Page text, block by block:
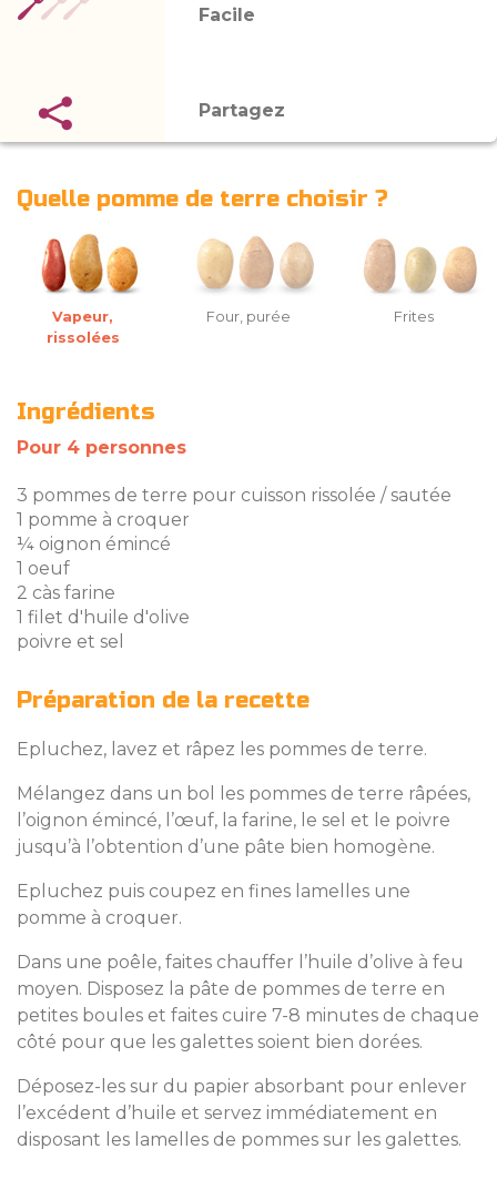
Facile
Partagez
Quelle pomme de terre choisir ?
Vapeur,
rissolées
Four, purée Frites
Ingrédients
Pour 4 personnes
3 pommes de terre pour cuisson rissolée / sautée
1 pomme à croquer
¼ oignon émincé
1 oeuf
2 càs farine
1 filet d'huile d'olive
poivre et sel
Préparation de la recette
Epluchez, lavez et râpez les pommes de terre.
Mélangez dans un bol les pommes de terre râpées,
l’oignon émincé, l’œuf, la farine, le sel et le poivre
jusqu’à l’obtention d’une pâte bien homogène.
Epluchez puis coupez en fines lamelles une
pomme à croquer.
Dans une poêle, faites chauffer l’huile d’olive à feu
moyen. Disposez la pâte de pommes de terre en
petites boules et faites cuire 7-8 minutes de chaque
côté pour que les galettes soient bien dorées.
Déposez-les sur du papier absorbant pour enlever
l’excédent d’huile et servez immédiatement en
disposant les lamelles de pommes sur les galettes.